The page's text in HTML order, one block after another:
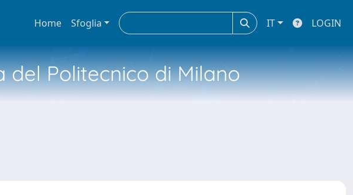
Home Sfoglia IT LOGIN
Politecnico di Milano